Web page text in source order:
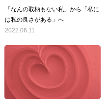
「なんの取柄もない私」から「私に
は私の良さがある」へ
2022.06.11